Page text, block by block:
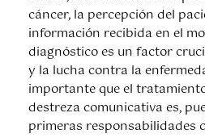
cáncer, la percepción del
información recibida en el
diagnóstico es un factor
y la lucha contra la
importante que el
destreza comunicativa es,
primeras responsabilidades